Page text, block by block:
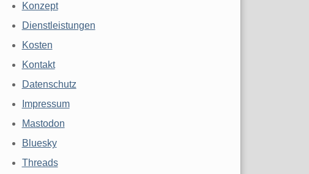
Konzept
Dienstleistungen
Kosten
Kontakt
Datenschutz
Impressum
Mastodon
Bluesky
Threads